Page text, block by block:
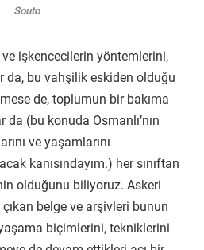
Souto
işkencecilerin yöntemlerini,
da, bu vahşilik eskiden olduğu
de, toplumun bir bakıma
(bu konuda Osmanlı’nın
ve yaşamlarını
kanısındayım.) her sınıftan
olduğunu biliyoruz. Askeri
belge ve arşivleri bunun
biçimlerini, tekniklerini